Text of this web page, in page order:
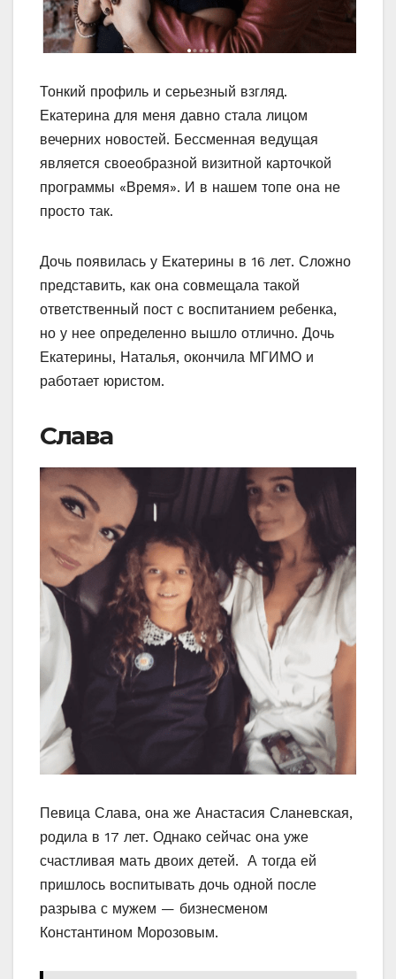
Тонкий профиль и серьезный взгляд.
Екатерина для меня давно стала лицом
вечерних новостей. Бессменная ведущая
является своеобразной визитной карточкой
программы «Время». И в нашем топе она не
просто так.
Дочь появилась у Екатерины в 16 лет. Сложно
представить, как она совмещала такой
ответственный пост с воспитанием ребенка,
но у нее определенно вышло отлично. Дочь
Екатерины, Наталья, окончила МГИМО и
работает юристом.
Слава
Певица Слава, она же Анастасия Сланевская,
родила в 17 лет. Однако сейчас она уже
счастливая мать двоих детей. А тогда ей
пришлось воспитывать дочь одной после
разрыва с мужем — бизнесменом
Константином Морозовым.